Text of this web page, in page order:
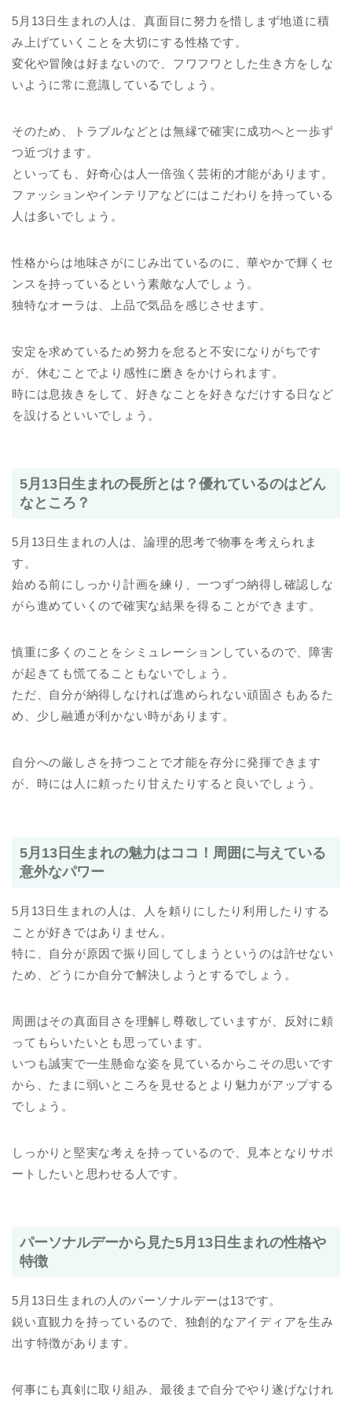
5月13日生まれの人は、真面目に努力を惜しまず地道に積
み上げていくことを大切にする性格です。
変化や冒険は好まないので、フワフワとした生き方をしな
いように常に意識しているでしょう。
そのため、トラブルなどとは無縁で確実に成功へと一歩ず
つ近づけます。
といっても、好奇心は人一倍強く芸術的才能があります。
ファッションやインテリアなどにはこだわりを持っている
人は多いでしょう。
性格からは地味さがにじみ出ているのに、華やかで輝くセ
ンスを持っているという素敵な人でしょう。
独特なオーラは、上品で気品を感じさせます。
安定を求めているため努力を怠ると不安になりがちです
が、休むことでより感性に磨きをかけられます。
時には息抜きをして、好きなことを好きなだけする日など
を設けるといいでしょう。
5月13日生まれの長所とは？優れているのはどん
なところ？
5月13日生まれの人は、論理的思考で物事を考えられま
す。
始める前にしっかり計画を練り、一つずつ納得し確認しな
がら進めていくので確実な結果を得ることができます。
慎重に多くのことをシミュレーションしているので、障害
が起きても慌てることもないでしょう。
ただ、自分が納得しなければ進められない頑固さもあるた
め、少し融通が利かない時があります。
自分への厳しさを持つことで才能を存分に発揮できます
が、時には人に頼ったり甘えたりすると良いでしょう。
5月13日生まれの魅力はココ！周囲に与えている
意外なパワー
5月13日生まれの人は、人を頼りにしたり利用したりする
ことが好きではありません。
特に、自分が原因で振り回してしまうというのは許せない
ため、どうにか自分で解決しようとするでしょう。
周囲はその真面目さを理解し尊敬していますが、反対に頼
ってもらいたいとも思っています。
いつも誠実で一生懸命な姿を見ているからこその思いです
から、たまに弱いところを見せるとより魅力がアップする
でしょう。
しっかりと堅実な考えを持っているので、見本となりサポ
ートしたいと思わせる人です。
パーソナルデーから見た5月13日生まれの性格や
特徴
5月13日生まれの人のパーソナルデーは13です。
鋭い直観力を持っているので、独創的なアイディアを生み
出す特徴があります。
何事にも真剣に取り組み、最後まで自分でやり遂げなけれ